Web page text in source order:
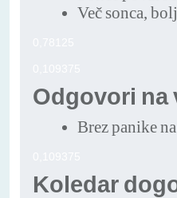
Več sonca,
Odgovori na
Brez panike
Koledar